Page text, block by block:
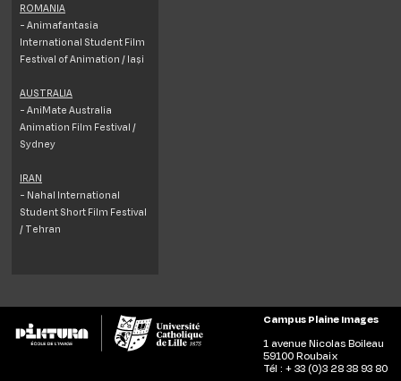
ROMANIA
- Animafantasia
International Student Film
Festival of Animation / Iași
AUSTRALIA
- AniMate Australia
Animation Film Festival /
Sydney
IRAN
- Nahal International
Student Short Film Festival
/ Tehran
Campus Plaine Images
1 avenue Nicolas Boileau
59100 Roubaix
Tél : + 33 (0)3 28 38 93 80